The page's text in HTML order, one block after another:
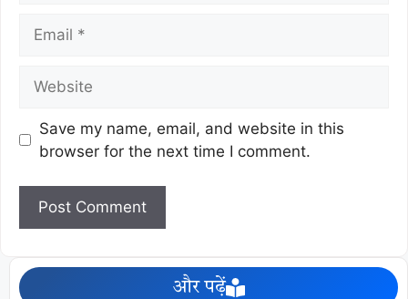
Save my name, email, and website in this
browser for the next time I comment.
और पढ़ें